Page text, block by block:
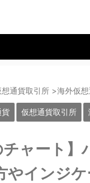
想通貨取引所 >海外仮
貨 仮想通貨取引所
チャート
やインジ